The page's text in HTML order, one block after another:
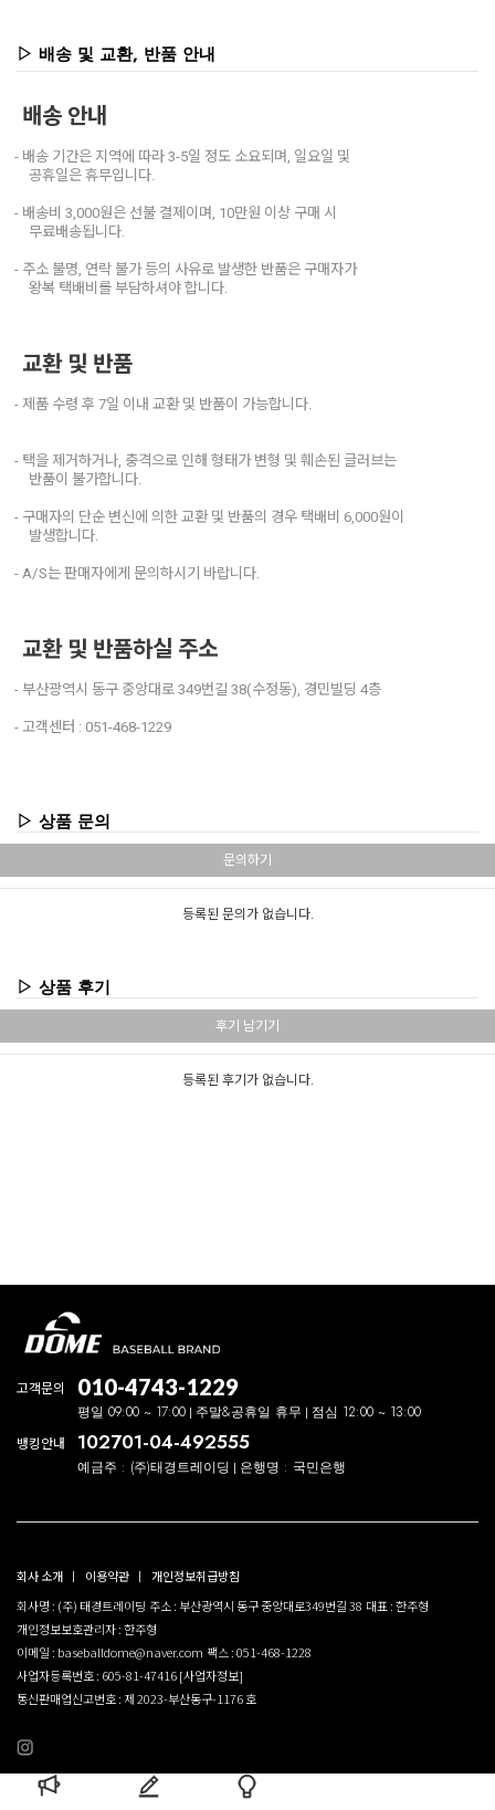
▷ 배송 및 교환, 반품 안내
배송 안내
- 배송 기간은 지역에 따라 3-5일 정도 소요되며, 일요일 및
공휴일은 휴무입니다.
- 배송비 3,000원은 선불 결제이며, 10만원 이상 구매 시
무료배송됩니다.
- 주소 불명, 연락 불가 등의 사유로 발생한 반품은 구매자가
왕복 택배비를 부담하셔야 합니다.
교환 및 반품
- 제품 수령 후 7일 이내 교환 및 반품이 가능합니다.
- 택을 제거하거나, 충격으로 인해 형태가 변형 및 훼손된 글러브는
반품이 불가합니다.
- 구매자의 단순 변신에 의한 교환 및 반품의 경우 택배비 6,000원이
발생합니다.
- A/S는 판매자에게 문의하시기 바랍니다.
교환 및 반품하실 주소
- 부산광역시 동구 중앙대로 349번길 38(수정동), 경민빌딩 4층
- 고객센터 : 051-468-1229
▷ 상품 문의
문의하기
등록된 문의가 없습니다.
▷ 상품 후기
후기 남기기
등록된 후기가 없습니다.
고객문의 010-4743-1229
평일 09:00 ~ 17:00 주말&공휴일 휴무 점심 12:00 ~ 13:00
뱅킹안내 102701-04-492555
예금주 : (주)태경트레이딩 은행명 : 국민은행
회사 소개 이용약관
개인정보취급방침
회사명 : (주) 태경트레이딩 주소 : 부산광역시 동구 중앙대로349번길 38 대표 : 한주형
개인정보보호관리자 : 한주형
이메일 : baseballdome@naver.com 팩스 : 051-468-1228
사업자등록번호 : 605-81-47416[사업자정보]
통신판매업신고번호 : 제 2023-부산동구-1176 호